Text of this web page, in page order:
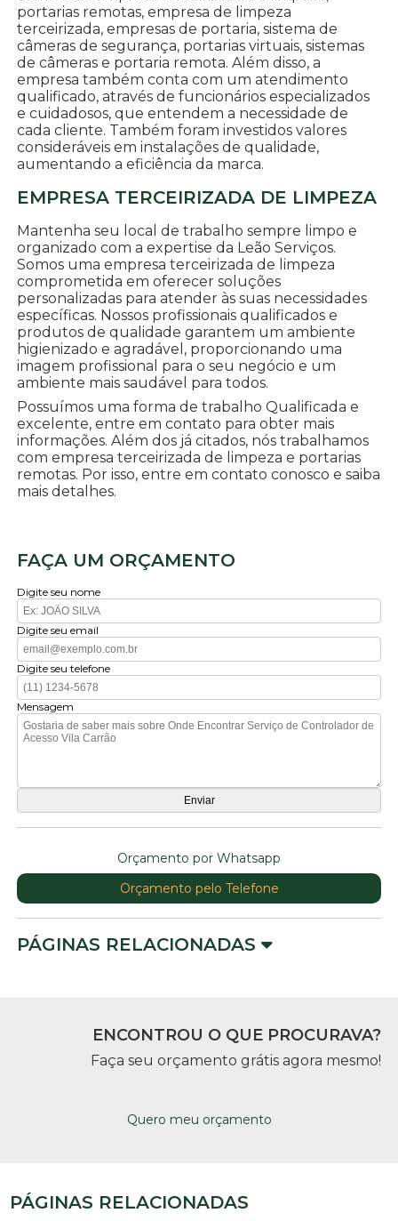
portarias remotas, empresa de limpeza
terceirizada, empresas de portaria, sistema de
câmeras de segurança, portarias virtuais, sistemas
de câmeras e portaria remota. Além disso, a
empresa também conta com um atendimento
qualificado, através de funcionários especializados
e cuidadosos, que entendem a necessidade de
cada cliente. Também foram investidos valores
consideráveis em instalações de qualidade,
aumentando a eficiência da marca.
EMPRESA TERCEIRIZADA DE LIMPEZA
Mantenha seu local de trabalho sempre limpo e
organizado com a expertise da Leão Serviços.
Somos uma empresa terceirizada de limpeza
comprometida em oferecer soluções
personalizadas para atender às suas necessidades
específicas. Nossos profissionais qualificados e
produtos de qualidade garantem um ambiente
higienizado e agradável, proporcionando uma
imagem profissional para o seu negócio e um
ambiente mais saudável para todos.
Possuímos uma forma de trabalho Qualificada e
excelente, entre em contato para obter mais
informações. Além dos já citados, nós trabalhamos
com empresa terceirizada de limpeza e portarias
remotas. Por isso, entre em contato conosco e saiba
mais detalhes.
FAÇA UM ORÇAMENTO
Digite seu nome
Digite seu email
Digite seu telefone
Mensagem
Orçamento por Whatsapp
Orçamento pelo Telefone
PÁGINAS RELACIONADAS
ENCONTROU O QUE PROCURAVA?
Faça seu orçamento grátis agora mesmo!
Quero meu orçamento
PÁGINAS RELACIONADAS